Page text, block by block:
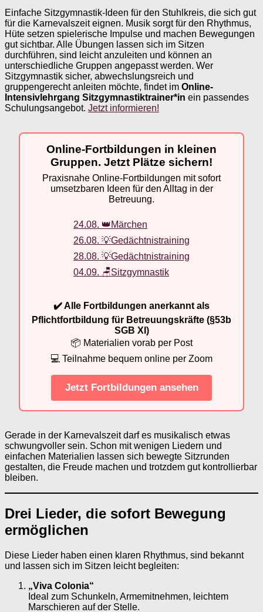
Einfache Sitzgymnastik-Ideen für den Stuhlkreis, die sich gut
für die Karnevalszeit eignen. Musik sorgt für den Rhythmus,
Hüte setzen spielerische Impulse und machen Bewegungen
gut sichtbar. Alle Übungen lassen sich im Sitzen
durchführen, sind leicht anzuleiten und können an
unterschiedliche Gruppen angepasst werden. Wer
Sitzgymnastik sicher, abwechslungsreich und
gruppengerecht anleiten möchte, findet im Online-
Intensivlehrgang Sitzgymnastiktrainer*in ein passendes
Schulungsangebot. Jetzt informieren!
Online-Fortbildungen in kleinen
Gruppen. Jetzt Plätze sichern!
Praxisnahe Online-Fortbildungen mit sofort
umsetzbaren Ideen für den Alltag in der
Betreuung.
24.08. 👑Märchen
26.08. 💡Gedächtnistraining
28.08. 💡Gedächtnistraining
04.09. 🪑Sitzgymnastik
✔️ Alle Fortbildungen anerkannt als
Pflichtfortbildung für Betreuungskräfte (§53b
SGB XI)
📦 Materialien vorab per Post
💻 Teilnahme bequem online per Zoom
Jetzt Fortbildungen ansehen
Gerade in der Karnevalszeit darf es musikalisch etwas
schwungvoller sein. Schon mit wenigen Liedern und
einfachen Materialien lassen sich bewegte Sitzrunden
gestalten, die Freude machen und trotzdem gut kontrollierbar
bleiben.
Drei Lieder, die sofort Bewegung
ermöglichen
Diese Lieder haben einen klaren Rhythmus, sind bekannt
und lassen sich im Sitzen leicht begleiten:
„Viva Colonia“
Ideal zum Schunkeln, Armemitnehmen, leichtem
Marschieren auf der Stelle.